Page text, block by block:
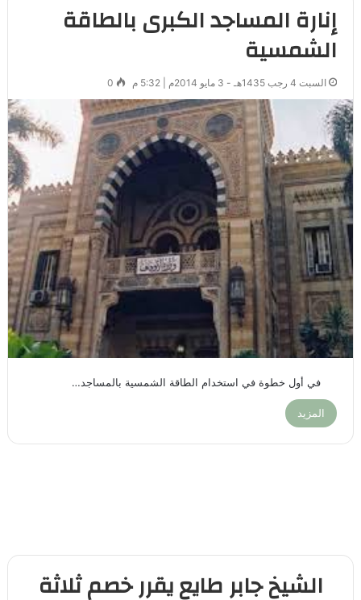
إنارة المساجد الكبرى بالطاقة
الشمسية
السبت 4 رجب 1435هـ - 3 مايو 2014م | 5:32 م 0
في أول خطوة في استخدام الطاقة الشمسية بالمساجد…
المزيد
الشيخ جابر طايع يقرر خصم ثلاثة